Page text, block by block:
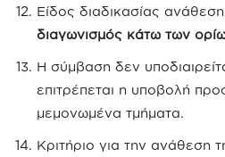
Είδος διαδικασίας
διαγωνισμός κάτω των
Η σύμβαση δεν
επιτρέπεται η υποβολή
μεμονωμένα τμήματα.
Κριτήριο για την ανάθεση